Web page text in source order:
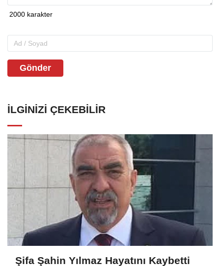
Gönder
İLGINIZI ÇEKEBILIR
Şifa Şahin Yılmaz Hayatını Kaybetti